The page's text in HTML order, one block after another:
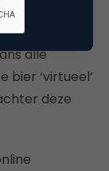
Schepers
online
alle
‘virtueel’
deze